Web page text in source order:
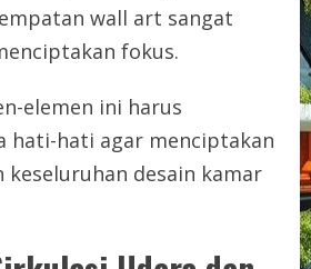
wall art sangat
fokus.
elemen ini harus
hati-hati agar menciptakan
keseluruhan desain kamar